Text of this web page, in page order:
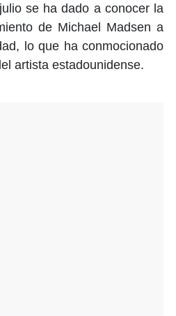
se ha dado a conocer la
de Michael Madsen a
lo que ha conmocionado
artista estadounidense.